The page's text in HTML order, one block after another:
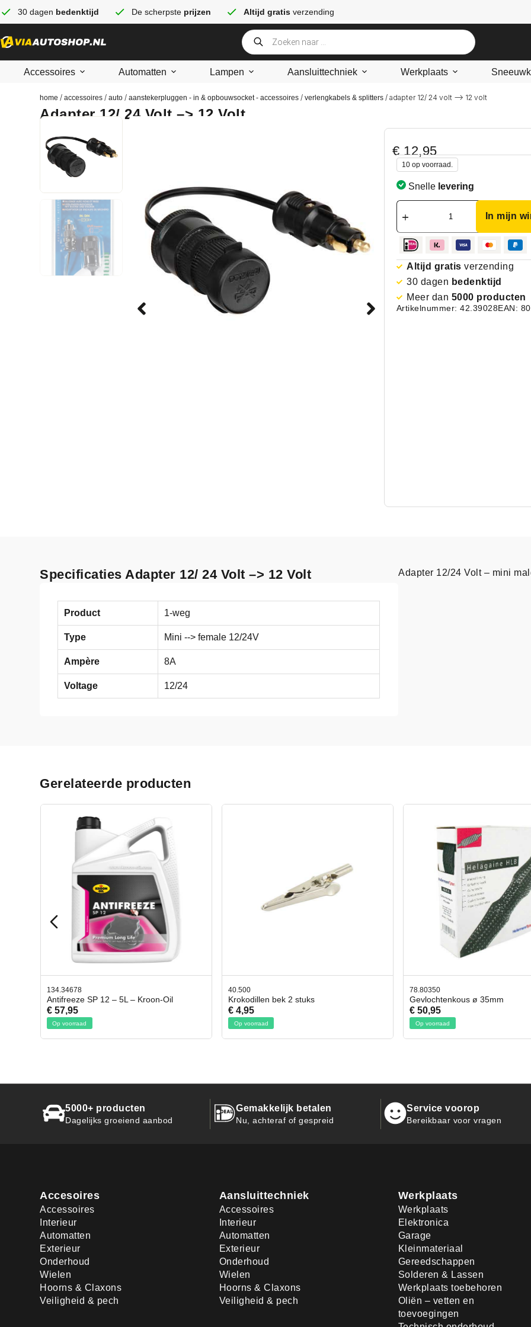
30 dagen bedenktijd De scherpste prijzen Altijd gratis verzending
Accessoires Automatten Lampen Aansluittechniek Werkplaats
home /accessoires /auto /aanstekerpluggen - in & opbouwsocket - accessoires /verlengkabels & splitters / adapter 12/ 24 volt –> 12 volt
Adapter 12/ 24 Volt –> 12 Volt
€12,95
10 op voorraad.
Snelle levering
In mijn
Altijd gratis verzending
30 dagen bedenktijd
Meer dan 5000 producten
Artikelnummer: 42.39028EAN:
Specificaties Adapter 12/ 24 Volt –> 12 Volt
Product 1-weg
Type Mini --> female 12/24V
Ampère 8A
Voltage 12/24
Adapter 12/24 Volt – mini
Gerelateerde producten
40.500
Krokodillen bek 2 stuks
€ 4,95
Op voorraad
78.80350
Gevlochtenkous ø 35mm
€ 50,95
Op voorraad
42.59551
Bit- en Doppenset 19 Delig
€ 19,95
Op voorraad
5000+ producten
Dagelijks groeiend aanbod
Gemakkelijk betalen
Nu, achteraf of gespreid
Service voorop
Bereikbaar voor vragen
Accesoires
Accessoires
Interieur
Automatten
Exterieur
Onderhoud
Wielen
Hoorns & Claxons
Veiligheid & pech
Aansluittechniek
Accessoires
Interieur
Automatten
Exterieur
Onderhoud
Wielen
Hoorns & Claxons
Veiligheid & pech
Werkplaats
Werkplaats
Elektronica
Garage
Kleinmateriaal
Gereedschappen
Solderen & Lassen
Werkplaats toebehoren
Oliën – vetten en
toevoegingen